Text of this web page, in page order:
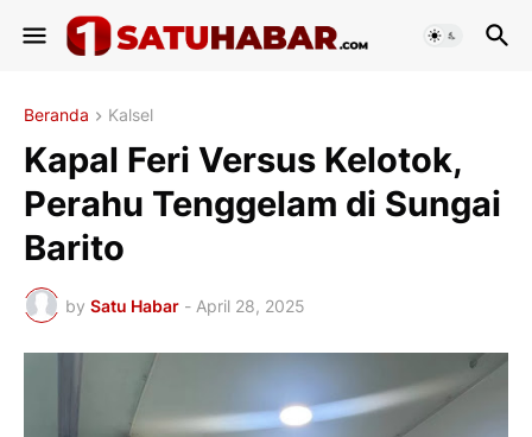
Beranda Kalsel
Kapal Feri Versus Kelotok,
Perahu Tenggelam di Sungai
Barito
by Satu Habar - April 28, 2025